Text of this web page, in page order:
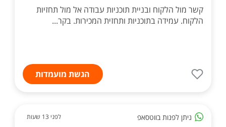
קשר מול הלקוח ובניית תוכניות עבודה אל מול תחזיות
הלקוח. עמידה בתוכניות ותחזית המכירות. בקר...
הגשת מועמדות
ניתן לפנות בווטסאפ לפני 13 שעות